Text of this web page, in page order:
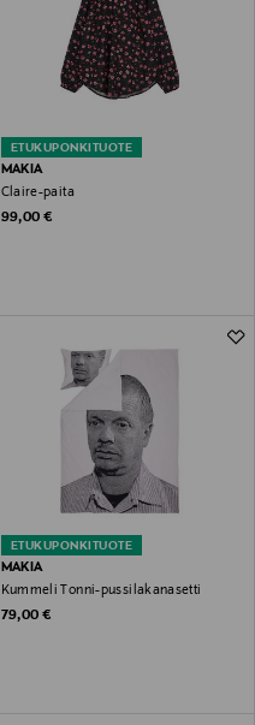
ETUKUPONKITUOTE
MAKIA
Claire-paita
Original Price
99,00 €
ETUKUPONKITUOTE
MAKIA
Kummeli Tonni-pussilakanasetti
Original Price
79,00 €